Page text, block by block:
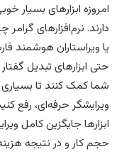
امروزه ابزارهای بسیار
یا ویراستاران هوشمند
حتی ابزارهای تبدیل
شما کمک کنند تا
ویرایشگر حرفه‌ای، رفع
ابزارها جایگزین کامل
حجم کار و در نتیجه